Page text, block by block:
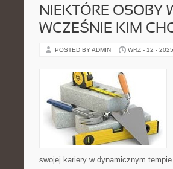
NIEKTÓRE OSOBY
WCZEŚNIE KIM
POSTED BY ADMIN WRZ - 12 - 2025
swojej kariery w dynamicznym